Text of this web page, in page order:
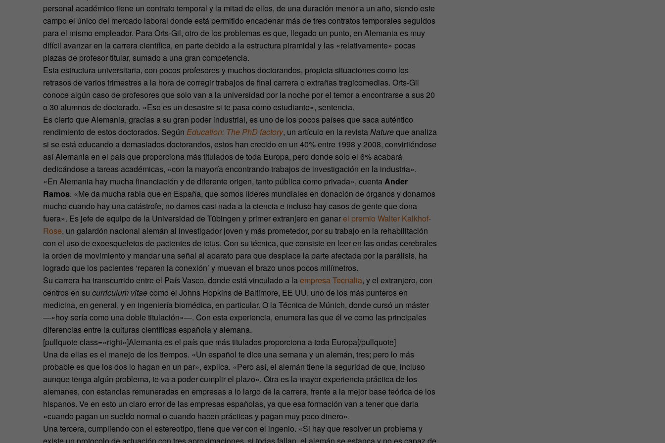
personal académico tiene un contrato temporal y la mitad de ellos, de una duración menor a un año, siendo este
campo el único del mercado laboral donde está permitido encadenar más de tres contratos temporales seguidos
para el mismo empleador. Para Orts-Gil, otro de los problemas es que, llegado un punto, en Alemania es muy
difícil avanzar en la carrera científica, en parte debido a la estructura piramidal y las «relativamente» pocas
plazas de profesor titular, sumado a una gran competencia.
Esta estructura universitaria, con pocos profesores y muchos doctorandos, propicia situaciones como los
retrasos de varios trimestres a la hora de corregir trabajos de final carrera o extrañas tragicomedias. Orts-Gil
conoce algún caso de profesores que solo van a la universidad por la noche por el temor a encontrarse a sus 20
o 30 alumnos de doctorado. «Eso es un desastre si te pasa como estudiante», sentencia.
Es cierto que Alemania, gracias a su gran poder industrial, es uno de los pocos países que saca auténtico
rendimiento de estos doctorados. Según Education: The PhD factory, un artículo en la revista Natureque analiza
si se está educando a demasiados doctorandos, estos han crecido en un 40% entre 1998 y 2008, convirtiéndose
así Alemania en el país que proporciona más titulados de toda Europa, pero donde solo el 6% acabará
dedicándose a tareas académicas, «con la mayoría encontrando trabajos de investigación en la industria».
«En Alemania hay mucha financiación y de diferente origen, tanto pública como privada», cuenta Ander
Ramos. «Me da mucha rabia que en España, que somos líderes mundiales en donación de órganos y donamos
mucho cuando hay una catástrofe, no damos casi nada a la ciencia e incluso hay casos de gente que dona
fuera». Es jefe de equipo de la Universidad de Tübingen y primer extranjero en ganarel premio Walter Kalkhof-
Rose, un galardón nacional alemán al investigador joven y más prometedor, por su trabajo en la rehabilitación
con el uso de exoesqueletos de pacientes de ictus. Con su técnica, que consiste en leer en las ondas cerebrales
la orden de movimiento y mandar una señal al aparato para que desplace la parte afectada por la parálisis, ha
logrado que los pacientes ‘reparen la conexión’ y muevan el brazo unos pocos milímetros.
Su carrera ha transcurrido entre el País Vasco, donde está vinculado a la empresa Tecnalia, y el extranjero, con
centros en su curriculum vitaecomo el Johns Hopkins de Baltimore, EE UU, uno de los más punteros en
medicina, en general, y en ingeniería biomédica, en particular. O la Técnica de Múnich, donde cursó un máster
—«hoy sería como una doble titulación»—. Con esta experiencia, enumera las que él ve como las principales
diferencias entre la culturas científicas española y alemana.
[pullquote class=»right»]Alemania es el país que más titulados proporciona a toda Europa[/pullquote]
Una de ellas es el manejo de los tiempos. «Un español te dice una semana y un alemán, tres; pero lo más
probable es que los dos lo hagan en un par», explica. «Pero así, el alemán tiene la seguridad de que, incluso
aunque tenga algún problema, te va a poder cumplir el plazo». Otra es la mayor experiencia práctica de los
alemanes, con estancias remuneradas en empresas a lo largo de la carrera, frente a la mejor base teórica de los
hispanos. Ve en esto un claro error de las empresas españolas, ya que esa formación van a tener que darla
«cuando pagan un sueldo normal o cuando hacen prácticas y pagan muy poco dinero».
Una tercera, cumpliendo con el estereotipo, tiene que ver con el ingenio. «Si hay que resolver un problema y
existe un protocolo de actuación con tres aproximaciones, si todas fallan, el alemán se estanca y no es capaz de